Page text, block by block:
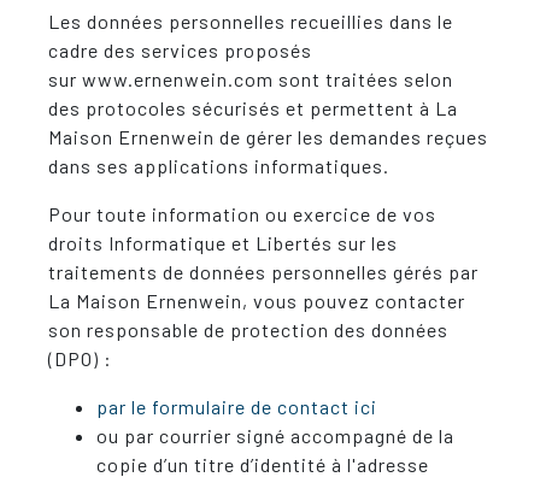
Les données personnelles recueillies dans le
cadre des services proposés
sur www.ernenwein.com sont traitées selon
des protocoles sécurisés et permettent à La
Maison Ernenwein de gérer les demandes reçues
dans ses applications informatiques.
Pour toute information ou exercice de vos
droits Informatique et Libertés sur les
traitements de données personnelles gérés par
La Maison Ernenwein, vous pouvez contacter
son responsable de protection des données
(DPO) :
par le formulaire de contact ici
ou par courrier signé accompagné de la
copie d’un titre d’identité à l'adresse